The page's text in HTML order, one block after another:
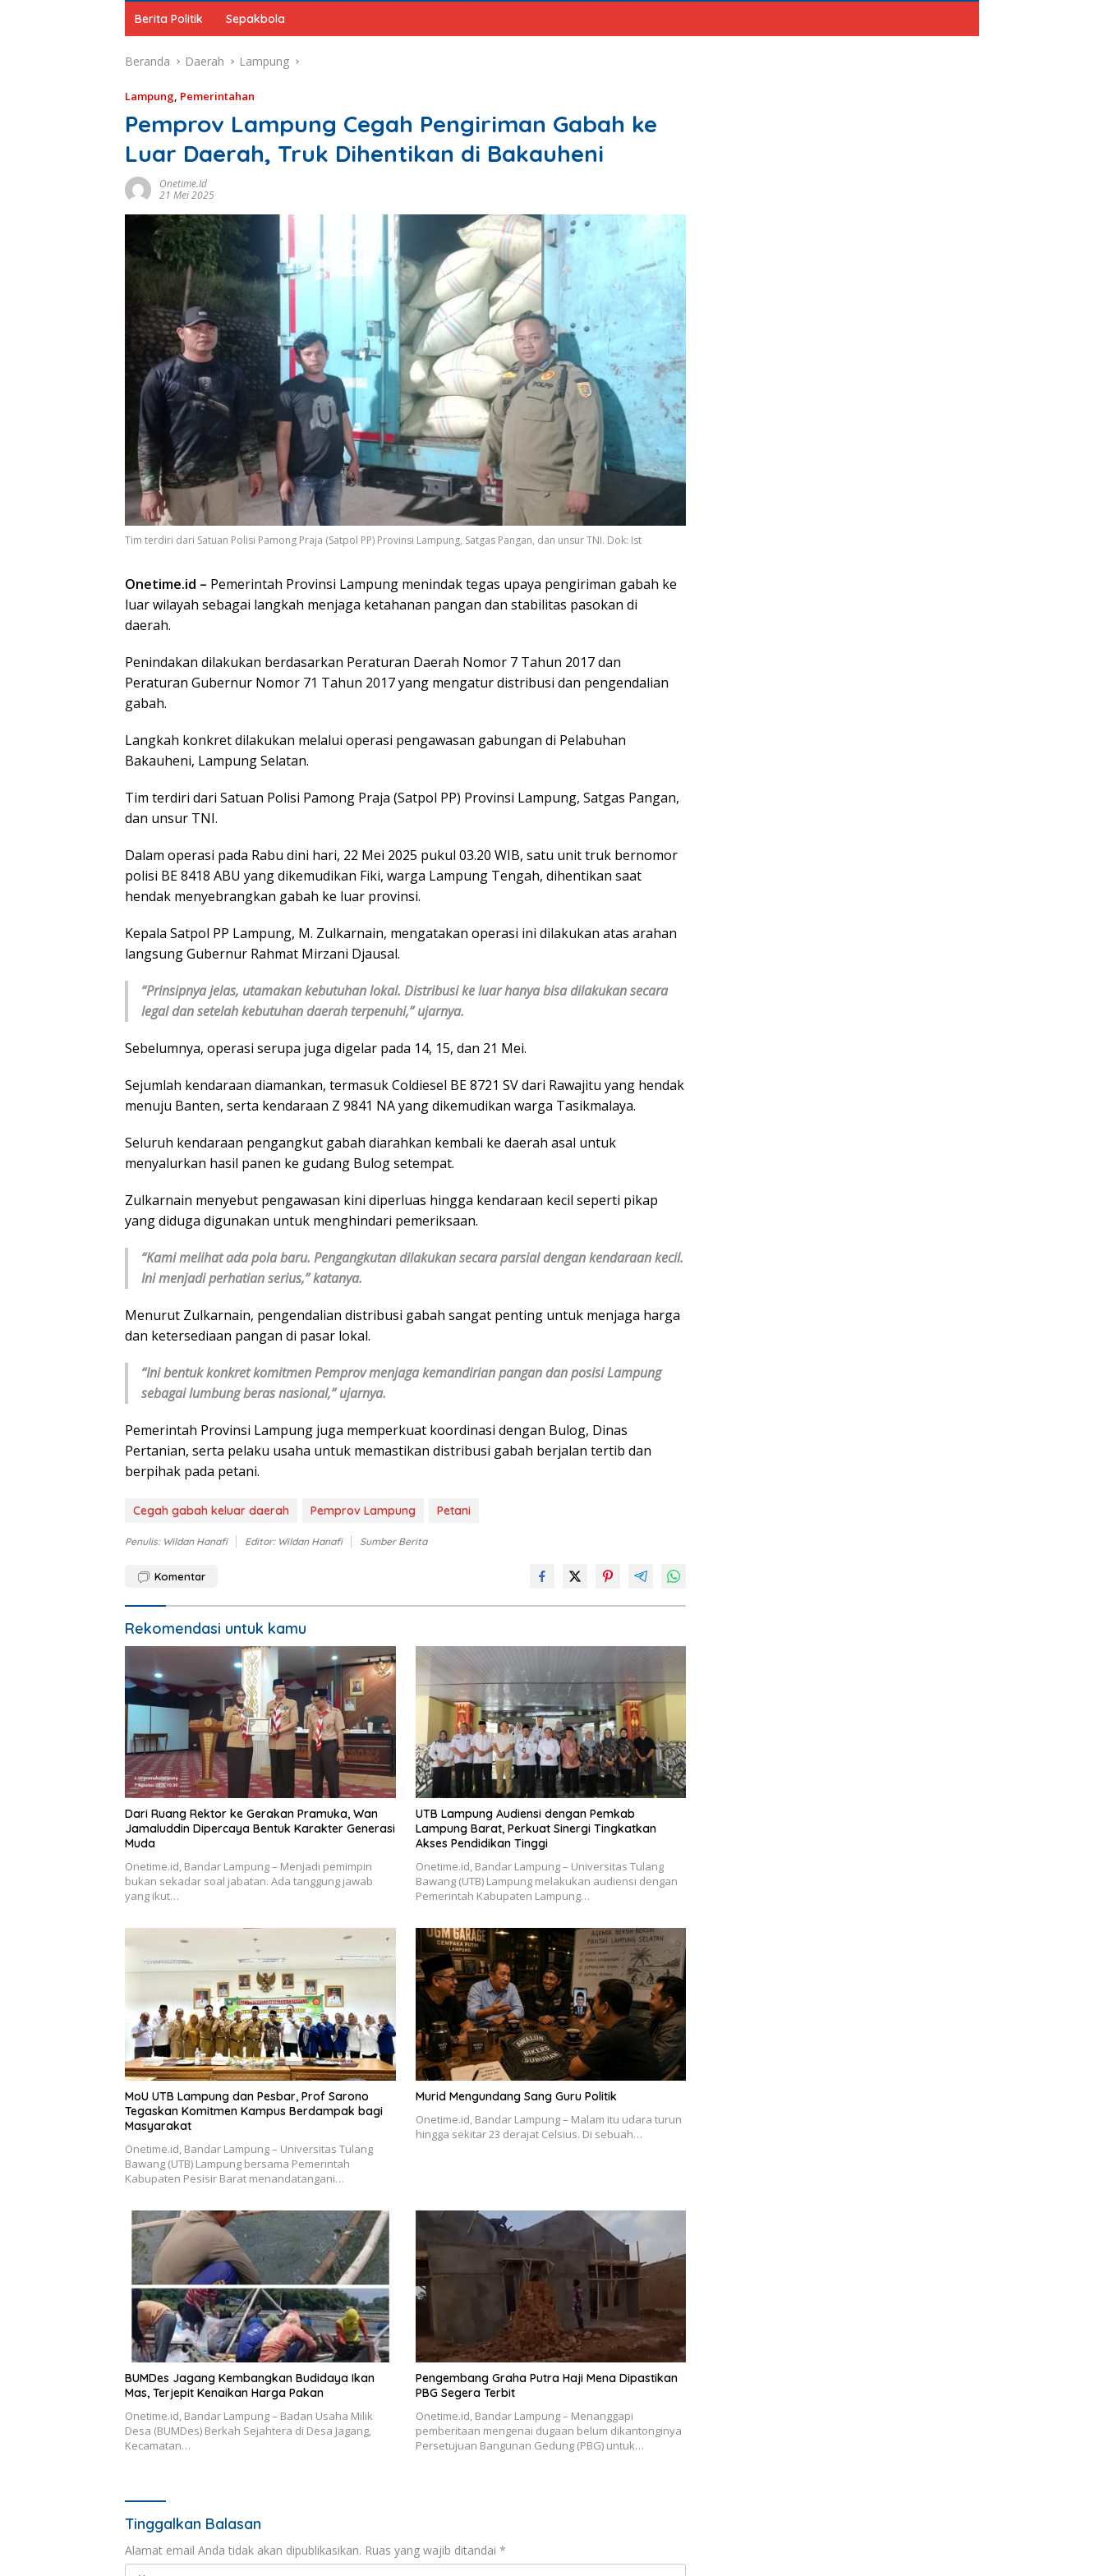
Berita Politik Sepakbola
Beranda Daerah Lampung
Lampung Pemerintahan
Pemprov Lampung Cegah Pengiriman Gabah ke
Luar Daerah, Truk Dihentikan di Bakauheni
Onetime.id
21 Mei 2025
Tim terdiri dari Satuan Polisi Pamong Praja (Satpol PP) Provinsi Lampung, Satgas Pangan, dan unsur TNI. Dok: Ist
Onetime.id – Pemerintah Provinsi Lampung menindak tegas upaya pengiriman gabah ke
luar wilayah sebagai langkah menjaga ketahanan pangan dan stabilitas pasokan di
daerah.
Penindakan dilakukan berdasarkan Peraturan Daerah Nomor 7 Tahun 2017 dan
Peraturan Gubernur Nomor 71 Tahun 2017 yang mengatur distribusi dan pengendalian
gabah.
Langkah konkret dilakukan melalui operasi pengawasan gabungan di Pelabuhan
Bakauheni, Lampung Selatan.
Tim terdiri dari Satuan Polisi Pamong Praja (Satpol PP) Provinsi Lampung, Satgas Pangan,
dan unsur TNI.
Dalam operasi pada Rabu dini hari, 22 Mei 2025 pukul 03.20 WIB, satu unit truk bernomor
polisi BE 8418 ABU yang dikemudikan Fiki, warga Lampung Tengah, dihentikan saat
hendak menyebrangkan gabah ke luar provinsi.
Kepala Satpol PP Lampung, M. Zulkarnain, mengatakan operasi ini dilakukan atas arahan
langsung Gubernur Rahmat Mirzani Djausal.
“Prinsipnya jelas, utamakan kebutuhan lokal. Distribusi ke luar hanya bisa dilakukan secara
legal dan setelah kebutuhan daerah terpenuhi,” ujarnya.
Sebelumnya, operasi serupa juga digelar pada 14, 15, dan 21 Mei.
Sejumlah kendaraan diamankan, termasuk Coldiesel BE 8721 SV dari Rawajitu yang hendak
menuju Banten, serta kendaraan Z 9841 NA yang dikemudikan warga Tasikmalaya.
Seluruh kendaraan pengangkut gabah diarahkan kembali ke daerah asal untuk
menyalurkan hasil panen ke gudang Bulog setempat.
Zulkarnain menyebut pengawasan kini diperluas hingga kendaraan kecil seperti pikap
yang diduga digunakan untuk menghindari pemeriksaan.
“Kami melihat ada pola baru. Pengangkutan dilakukan secara parsial dengan kendaraan kecil.
Ini menjadi perhatian serius,” katanya.
Menurut Zulkarnain, pengendalian distribusi gabah sangat penting untuk menjaga harga
dan ketersediaan pangan di pasar lokal.
“Ini bentuk konkret komitmen Pemprov menjaga kemandirian pangan dan posisi Lampung
sebagai lumbung beras nasional,” ujarnya.
Pemerintah Provinsi Lampung juga memperkuat koordinasi dengan Bulog, Dinas
Pertanian, serta pelaku usaha untuk memastikan distribusi gabah berjalan tertib dan
berpihak pada petani.
Cegah gabah keluar daerah Pemprov Lampung Petani
Penulis: Wildan Hanafi Editor: Wildan Hanafi Sumber Berita
Komentar
Rekomendasi untuk kamu
Dari Ruang Rektor ke Gerakan Pramuka, Wan
Jamaluddin Dipercaya Bentuk Karakter Generasi
Muda
Onetime.id, Bandar Lampung – Menjadi pemimpin
bukan sekadar soal jabatan. Ada tanggung jawab
yang ikut…
UTB Lampung Audiensi dengan Pemkab
Lampung Barat, Perkuat Sinergi Tingkatkan
Akses Pendidikan Tinggi
Onetime.id, Bandar Lampung – Universitas Tulang
Bawang (UTB) Lampung melakukan audiensi dengan
Pemerintah Kabupaten Lampung…
MoU UTB Lampung dan Pesbar, Prof Sarono
Tegaskan Komitmen Kampus Berdampak bagi
Masyarakat
Onetime.id, Bandar Lampung – Universitas Tulang
Bawang (UTB) Lampung bersama Pemerintah
Kabupaten Pesisir Barat menandatangani…
Murid Mengundang Sang Guru Politik
Onetime.id, Bandar Lampung – Malam itu udara turun
hingga sekitar 23 derajat Celsius. Di sebuah…
BUMDes Jagang Kembangkan Budidaya Ikan
Mas, Terjepit Kenaikan Harga Pakan
Onetime.id, Bandar Lampung – Badan Usaha Milik
Desa (BUMDes) Berkah Sejahtera di Desa Jagang,
Kecamatan…
Pengembang Graha Putra Haji Mena Dipastikan
PBG Segera Terbit
Onetime.id, Bandar Lampung – Menanggapi
pemberitaan mengenai dugaan belum dikantonginya
Persetujuan Bangunan Gedung (PBG) untuk…
Tinggalkan Balasan
Alamat email Anda tidak akan dipublikasikan. Ruas yang wajib ditandai *